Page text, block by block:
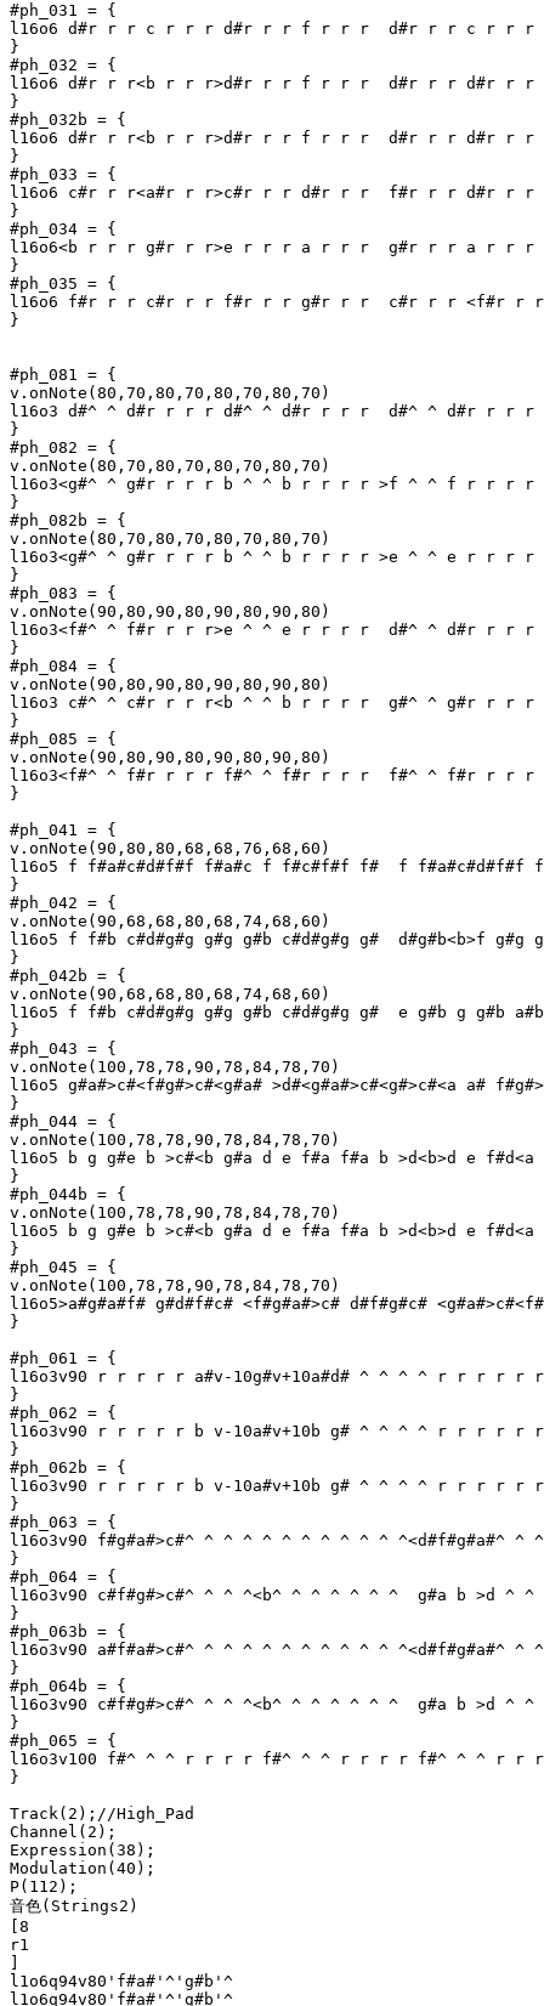
#ph_031 = {
l16o6 d#r r r c r r r d#r r r f r r r  d#r r r c r
}
#ph_032 = {
l16o6 d#r r r<b r r r>d#r r r f r r r  d#r r r d#r
}
#ph_032b = {
l16o6 d#r r r<b r r r>d#r r r f r r r  d#r r r d#r
}
#ph_033 = {
l16o6 c#r r r<a#r r r>c#r r r d#r r r  f#r r r d#r
}
#ph_034 = {
l16o6<b r r r g#r r r>e r r r a r r r  g#r r r a
}
#ph_035 = {
l16o6 f#r r r c#r r r f#r r r g#r r r  c#r r r <f#r
}
#ph_081 = {
v.onNote(80,70,80,70,80,70,80,70)
l16o3 d#^ ^ d#r r r r d#^ ^ d#r r r r  d#^ ^ d#r r r
}
#ph_082 = {
v.onNote(80,70,80,70,80,70,80,70)
l16o3<g#^ ^ g#r r r r b ^ ^ b r r r r >f ^ ^ f r r
}
#ph_082b = {
v.onNote(80,70,80,70,80,70,80,70)
l16o3<g#^ ^ g#r r r r b ^ ^ b r r r r >e ^ ^ e r r
}
#ph_083 = {
v.onNote(90,80,90,80,90,80,90,80)
l16o3<f#^ ^ f#r r r r>e ^ ^ e r r r r  d#^ ^ d#r r
}
#ph_084 = {
v.onNote(90,80,90,80,90,80,90,80)
l16o3 c#^ ^ c#r r r r<b ^ ^ b r r r r  g#^ ^ g#r r
}
#ph_085 = {
v.onNote(90,80,90,80,90,80,90,80)
l16o3<f#^ ^ f#r r r r f#^ ^ f#r r r r  f#^ ^ f#r r r
}
#ph_041 = {
v.onNote(90,80,80,68,68,76,68,60)
l16o5 f f#a#c#d#f#f f#a#c f f#c#f#f f#  f
}
#ph_042 = {
v.onNote(90,68,68,80,68,74,68,60)
l16o5 f f#b c#d#g#g g#g g#b c#d#g#g g#  d#g#b<b>f
}
#ph_042b = {
v.onNote(90,68,68,80,68,74,68,60)
l16o5 f f#b c#d#g#g g#g g#b c#d#g#g g#  e g#b g g#b
}
#ph_043 = {
v.onNote(100,78,78,90,78,84,78,70)
l16o5 g#a#>c#<f#g#>c#<g#a# >d#<g#a#>c#<g#>c#<a a#
}
#ph_044 = {
v.onNote(100,78,78,90,78,84,78,70)
l16o5 b g g#e b >c#<b g#a d e f#a f#a b >d<b>d e
}
#ph_044b = {
v.onNote(100,78,78,90,78,84,78,70)
l16o5 b g g#e b >c#<b g#a d e f#a f#a b >d<b>d e
}
#ph_045 = {
v.onNote(100,78,78,90,78,84,78,70)
l16o5>a#g#a#f# g#d#f#c# <f#g#a#>c# d#f#g#c#
}
#ph_061 = {
l16o3v90 r r r r r a#v-10g#v+10a#d# ^ ^ ^ ^ r r r r r
}
#ph_062 = {
l16o3v90 r r r r r b v-10a#v+10b g# ^ ^ ^ ^ r r r r r r
}
#ph_062b = {
l16o3v90 r r r r r b v-10a#v+10b g# ^ ^ ^ ^ r r r r r r
}
#ph_063 = {
l16o3v90 f#g#a#>c#^ ^ ^ ^ ^ ^ ^ ^ ^ ^ ^
}
#ph_064 = {
l16o3v90 c#f#g#>c#^ ^ ^ ^<b^ ^ ^ ^ ^ ^ ^  g#a b >d
}
#ph_063b = {
l16o3v90 a#f#a#>c#^ ^ ^ ^ ^ ^ ^ ^ ^ ^ ^
}
#ph_064b = {
l16o3v90 c#f#g#>c#^ ^ ^ ^<b^ ^ ^ ^ ^ ^ ^  g#a b >d ^
}
#ph_065 = {
l16o3v100 f#^ ^ ^ r r r r f#^ ^ ^ r r r r f#^ ^ ^ r
}
Track(2);//High_Pad
Channel(2);
Expression(38);
Modulation(40);
P(112);
音色(Strings2)
[8
r1
l1o6q94v80'f#a#'^'g#b'^
l1o6q94v80'f#a#'^'g#b'^